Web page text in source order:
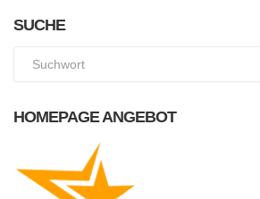
SUCHE
HOMEPAGE ANGEBOT